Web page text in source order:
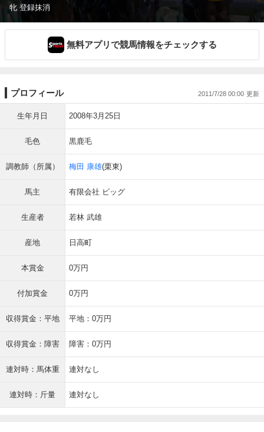
牝 登録抹消
無料アプリで競馬情報をチェックする
プロフィール 2011/7/28 00:00
生年月日 2008年3月25日
毛色 黒鹿毛
調教師（所属） 梅田 康雄(栗東)
馬主 有限会社 ビッグ
生産者 若林 武雄
産地 日高町
本賞金 0万円
付加賞金 0万円
収得賞金：平地 平地：0万円
収得賞金：障害 障害：0万円
連対時：馬体重 連対なし
連対時：斤量 連対なし